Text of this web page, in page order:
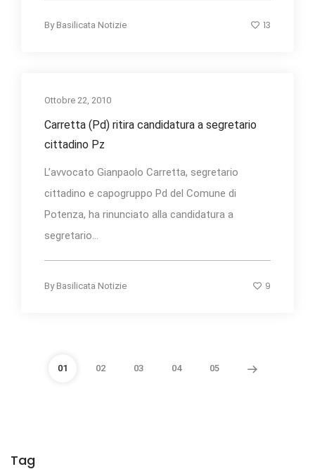
By Basilicata Notizie 13
Ottobre 22, 2010
Carretta (Pd) ritira candidatura a segretario
cittadino Pz
L’avvocato Gianpaolo Carretta, segretario
cittadino e capogruppo Pd del Comune di
Potenza, ha rinunciato alla candidatura a
segretario...
By Basilicata Notizie 9
01 02 03 04 05
Tag